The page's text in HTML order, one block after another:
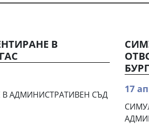
В
АДМИНИСТРАТИВЕН СЪД
17